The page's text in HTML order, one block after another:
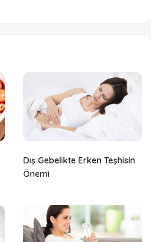
Dış Gebelikte Erken Teşhisin
Önemi